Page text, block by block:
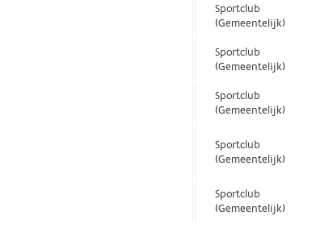
Sportclub
(Gemeentelijk)
Sportclub
(Gemeentelijk)
Sportclub
(Gemeentelijk)
Sportclub
(Gemeentelijk)
Sportclub
(Gemeentelijk)